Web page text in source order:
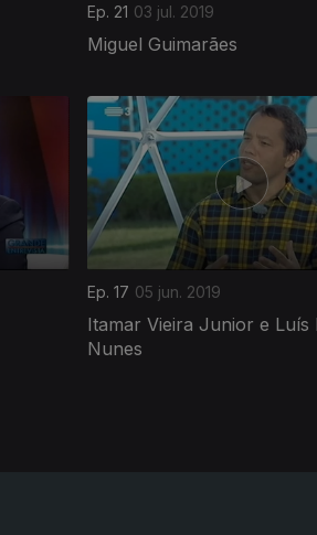
Ep. 21 03 jul. 2019
Miguel Guimarães
Ep. 17 05 jun. 2019
Itamar Vieira Junior e Luís
Nunes